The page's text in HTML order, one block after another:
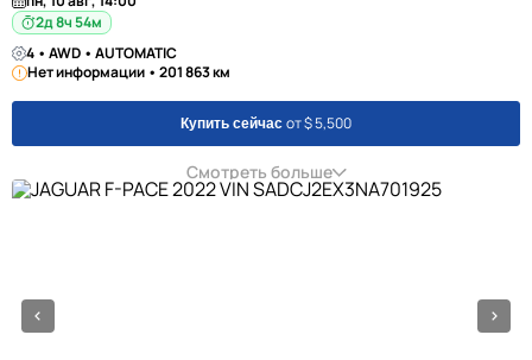
2д 8ч 54м
4 • AWD • AUTOMATIC
Нет информации • 201 863 км
Купить сейчас от $ 5,500
Смотреть больше